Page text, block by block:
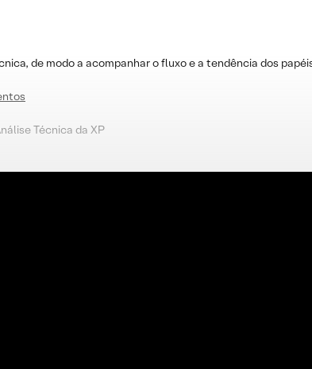
de modo a acompanhar o fluxo e a tendência dos
Técnica da XP